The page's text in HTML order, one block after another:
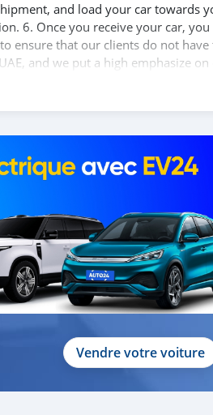
and load your car towards
6. Once you receive your car, you
ensure that our clients do not have
and we put a high emphasize
the
Vendre votre voiture